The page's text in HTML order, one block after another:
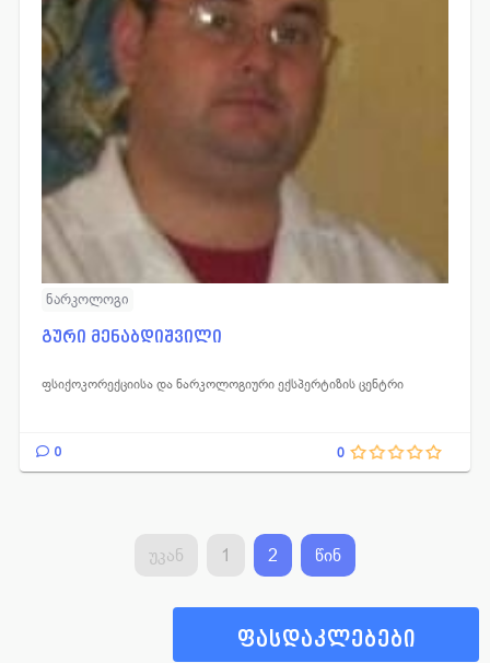
ნარკოლოგი
გური მენაბდიშვილი
ფსიქოკორექციისა და ნარკოლოგიური ექსპერტიზის ცენტრი
0 0
უკან 1 2 წინ
ფასდაკლებები